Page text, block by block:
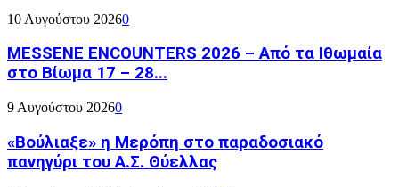
10 Αυγούστου 20260
MESSENE ENCOUNTERS 2026 – Από τα Ιθωμαία
στο Βίωμα 17 – 28...
9 Αυγούστου 20260
«Βούλιαξε» η Μερόπη στο παραδοσιακό
πανηγύρι του Α.Σ. Θύελλας